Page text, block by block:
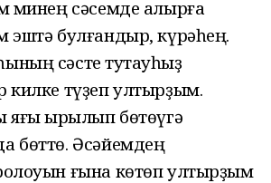
минең сәсемде алырға
эштә булғандыр, күрәһең.
сәсте туҡтауһыҙ
килке түҙеп ултырҙым.
яғы ҡырылып бөтөүгә
бөттө. Әсәйемдең
ғына көтөп ултырҙым